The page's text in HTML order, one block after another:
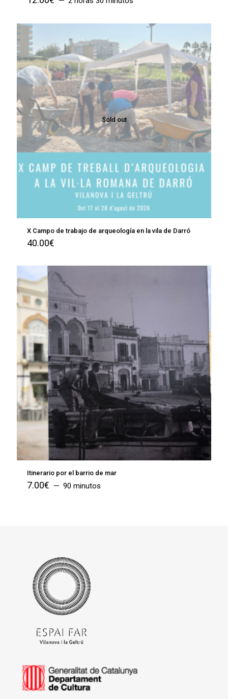
Sold out
X Campo de trabajo de arqueología en la vila de Darró
40.00€
Itinerario por el barrio de mar
7.00€ 90 minutos